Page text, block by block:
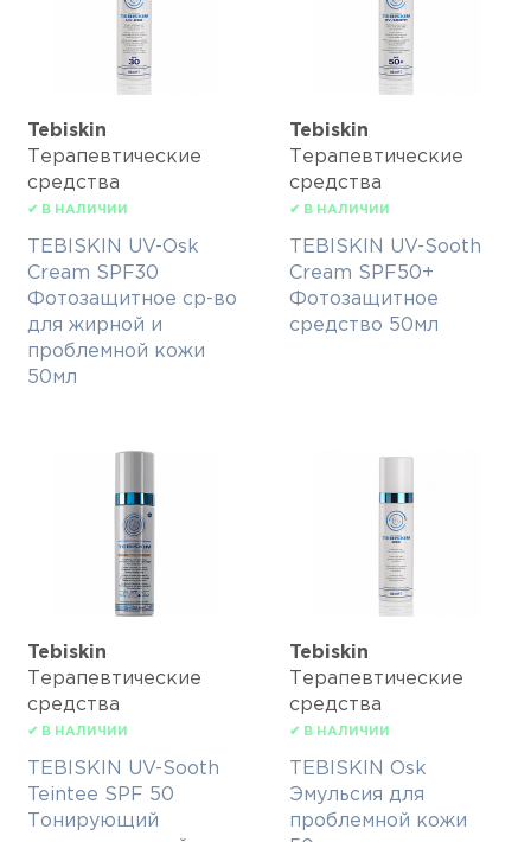
Tebiskin
Терапевтические
средства
✔ В НАЛИЧИИ
TEBISKIN UV-Osk
Cream SPF30
Фотозащитное ср-во
для жирной и
проблемной кожи
50мл
Tebiskin
Терапевтические
средства
✔ В НАЛИЧИИ
TEBISKIN UV-Sooth
Cream SPF50+
Фотозащитное
средство 50мл
Tebiskin
Терапевтические
средства
✔ В НАЛИЧИИ
TEBISKIN UV-Sooth
Teintee SPF 50
Тонирующий
Tebiskin
Терапевтические
средства
✔ В НАЛИЧИИ
TEBISKIN Osk
Эмульсия для
проблемной кожи